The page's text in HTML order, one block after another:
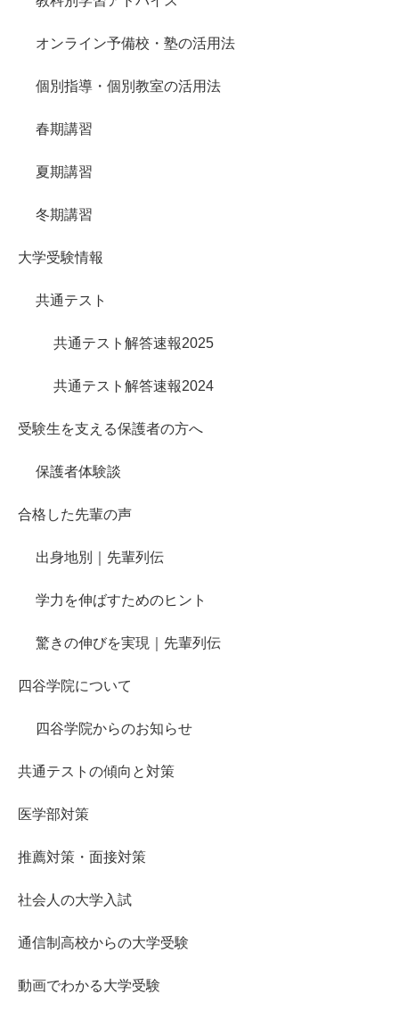
オンライン予備校・塾の活用法
個別指導・個別教室の活用法
春期講習
夏期講習
冬期講習
大学受験情報
共通テスト
共通テスト解答速報2025
共通テスト解答速報2024
受験生を支える保護者の方へ
保護者体験談
合格した先輩の声
出身地別｜先輩列伝
学力を伸ばすためのヒント
驚きの伸びを実現｜先輩列伝
四谷学院について
四谷学院からのお知らせ
共通テストの傾向と対策
医学部対策
推薦対策・面接対策
社会人の大学入試
通信制高校からの大学受験
動画でわかる大学受験